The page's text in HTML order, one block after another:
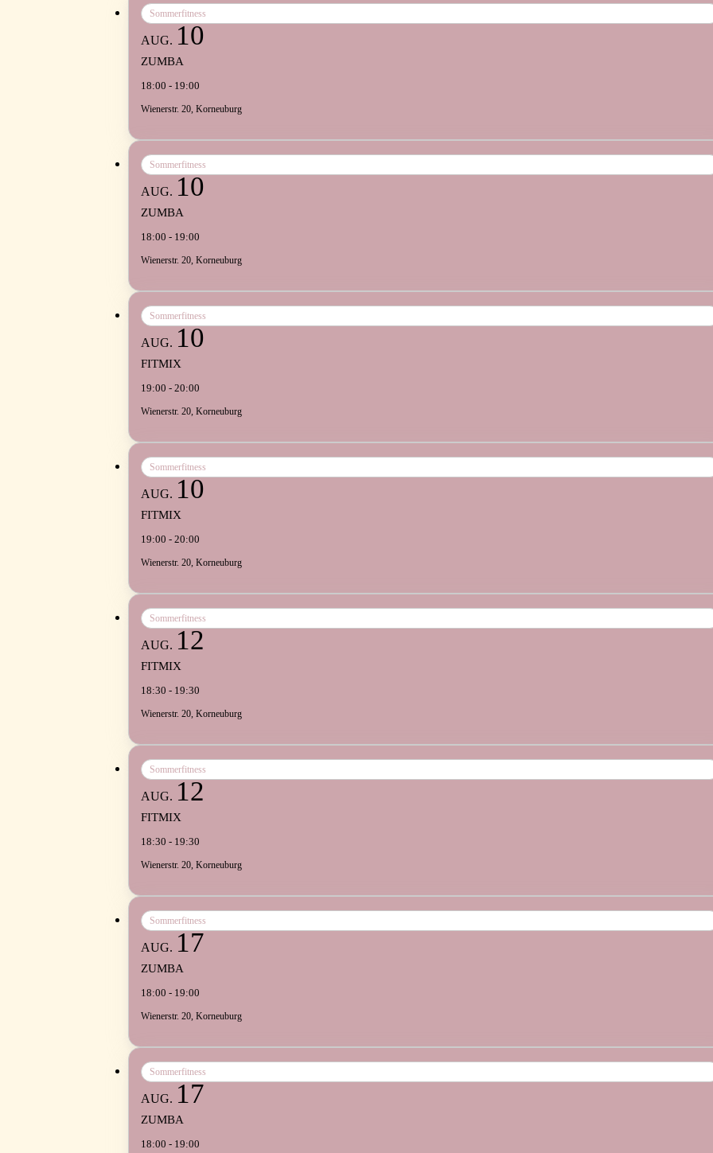
Sommerfitness
AUG. 10
ZUMBA
18:00 - 19:00
Wienerstr. 20, Korneuburg
Sommerfitness
AUG. 10
ZUMBA
18:00 - 19:00
Wienerstr. 20, Korneuburg
Sommerfitness
AUG. 10
FITMIX
19:00 - 20:00
Wienerstr. 20, Korneuburg
Sommerfitness
AUG. 10
FITMIX
19:00 - 20:00
Wienerstr. 20, Korneuburg
Sommerfitness
AUG. 12
FITMIX
18:30 - 19:30
Wienerstr. 20, Korneuburg
Sommerfitness
AUG. 12
FITMIX
18:30 - 19:30
Wienerstr. 20, Korneuburg
Sommerfitness
AUG. 17
ZUMBA
18:00 - 19:00
Wienerstr. 20, Korneuburg
Sommerfitness
AUG. 17
ZUMBA
18:00 - 19:00